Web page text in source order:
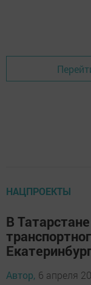
НАЦПРОЕКТЫ
В
Автор, 6 апреля